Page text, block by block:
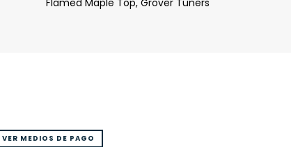
Flamed Maple Top, Grover Tuners
VER MEDIOS DE PAGO